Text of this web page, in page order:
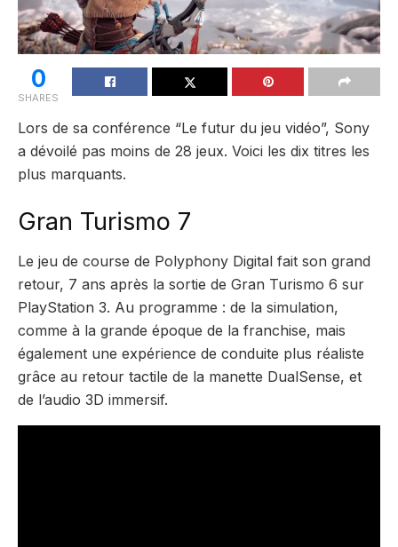
0
SHARES
Lors de sa conférence “Le futur du jeu vidéo”, Sony
a dévoilé pas moins de 28 jeux. Voici les dix titres les
plus marquants.
Gran Turismo 7
Le jeu de course de Polyphony Digital fait son grand
retour, 7 ans après la sortie de Gran Turismo 6 sur
PlayStation 3. Au programme : de la simulation,
comme à la grande époque de la franchise, mais
également une expérience de conduite plus réaliste
grâce au retour tactile de la manette DualSense, et
de l’audio 3D immersif.